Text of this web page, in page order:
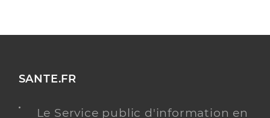
SANTE.FR
Le Service public d'information en